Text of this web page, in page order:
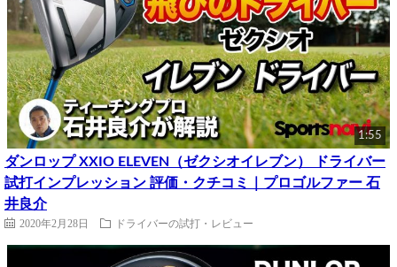
1:55
ダンロップ XXIO ELEVEN（ゼクシオイレブン） ドライバー
試打インプレッション 評価・クチコミ｜プロゴルファー 石
井良介
2020年2月28日 ドライバーの試打・レビュー